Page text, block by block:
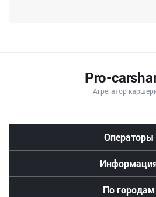
Pro-
Агрегатор
стоимость
спб
Операторы
По городам